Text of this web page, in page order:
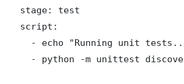
  stage: test
  script:
- echo "Running unit
- python -m unittest